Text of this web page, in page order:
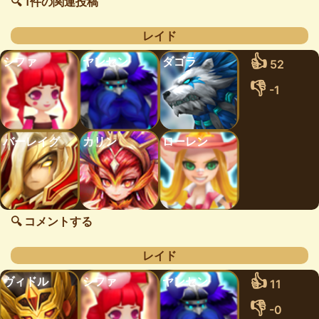
レイド
シファ
ヤンセン ダゴラ 👍 52
👎 -1
バーレイグ カリン ローレン
🔍 コメントする
レイド
ヴィドル
シファ ヤンセン 👍 11
👎 -0